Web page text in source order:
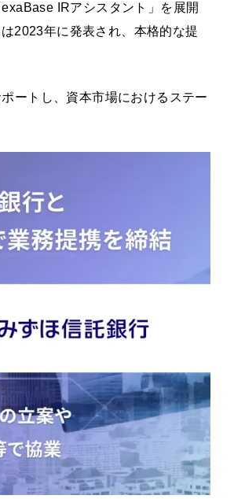
IRアシスタント」を展開
2023年に発表され、本格的な提
ートし、資本市場におけるステー